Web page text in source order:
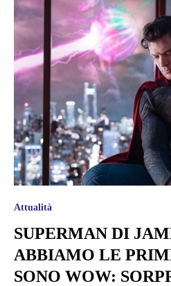
Attualità
SUPERMAN DI
ABBIAMO LE
SONO WOW: